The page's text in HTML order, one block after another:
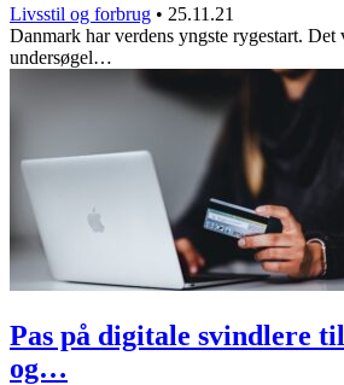
Livsstil og forbrug • 25.11.21
Danmark har verdens yngste rygestart. Det
undersøgel…
Pas på digitale svindlere
og…